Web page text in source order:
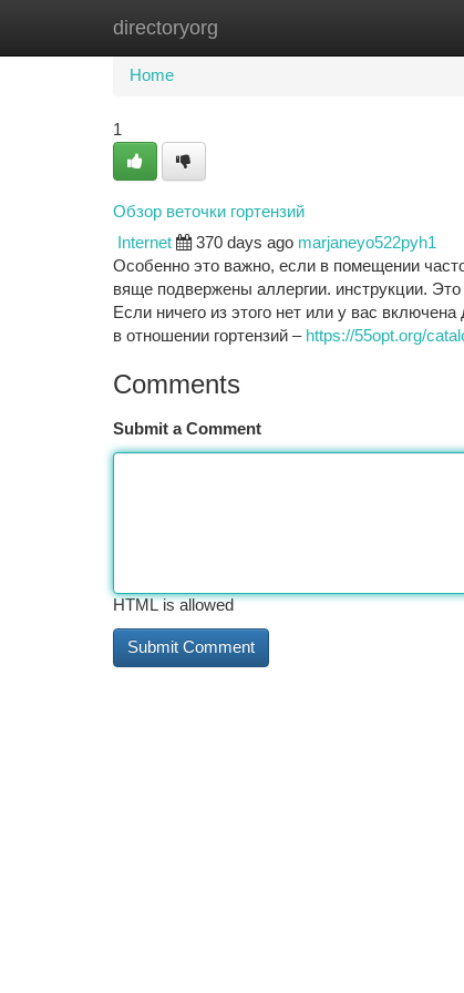
directoryorg
Home
Home
1
Обзор веточки гортензий
Internet 370 days ago marjaneyo522pyh1
Особенно это важно, если в помещении
вяще подвержены аллергии. инструкции. Это
Если ничего из этого нет или у вас
в отношении гортензий – https://55opt.org/
Comments
Submit a Comment
HTML is allowed